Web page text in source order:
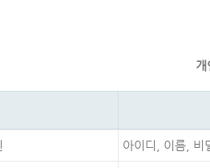
개
아이디, 이름, 비